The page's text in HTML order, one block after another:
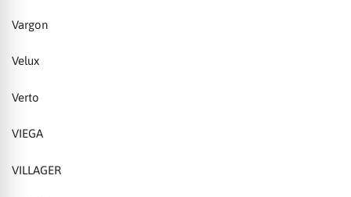
Vargon
Velux
Verto
VIEGA
VILLAGER